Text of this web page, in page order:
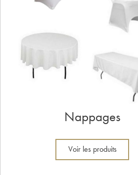
Nappages
Voir les produits